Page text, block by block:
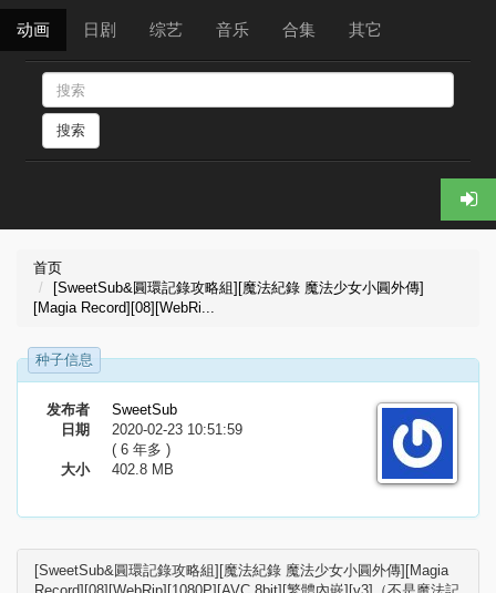
动画 日剧 综艺 音乐 合集 其它
搜索
首页
[SweetSub&圓環記錄攻略組][魔法紀錄 魔法少女小圓外傳]
[Magia Record][08][WebRi...
种子信息
发布者
SweetSub
日期
2020-02-23 10:51:59
( 6 年多 )
大小
402.8 MB
[SweetSub&圓環記錄攻略組][魔法紀錄 魔法少女小圓外傳][Magia